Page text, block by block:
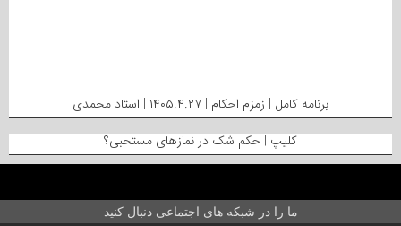
برنامه کامل | زمزم احکام | ۱۴۰۵.۴.۲۷ | استاد محمدی
کلیپ | حکم شک در نمازهای مستحبی؟
ما را در شبکه های اجتماعی دنبال کنید